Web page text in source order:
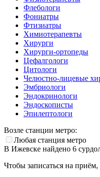
Флебологи
Фониатры
Фтизиатры
Химиотерапевты
Хирурги
Хирурги-ортопеды
Цефалгологи
Цитологи
Челюстно-лицевые
Эмбриологи
Эндокринологи
Эндоскописты
Эпилептологи
Возле станции метро:
Любая станция метро
В Ижевске найдено 6
Чтобы записаться на приём,